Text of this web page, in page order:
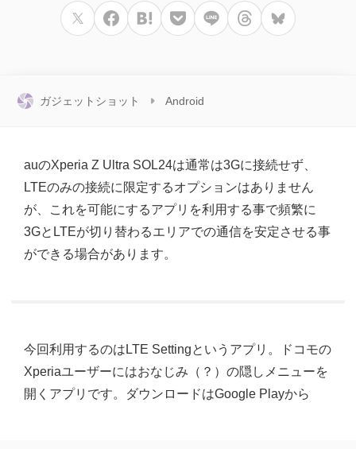
ガジェットショット Android
auのXperia Z Ultra SOL24は通常は3Gに接続せず、
LTEのみの接続に限定するオプションはありません
が、これを可能にするアプリを利用する事で頻繁に
3GとLTEが切り替わるエリアでの通信を安定させる事
ができる場合があります。
今回利用するのはLTE Settingというアプリ。ドコモの
Xperiaユーザーにはおなじみ（？）の隠しメニューを
開くアプリです。ダウンロードはGoogle Playから